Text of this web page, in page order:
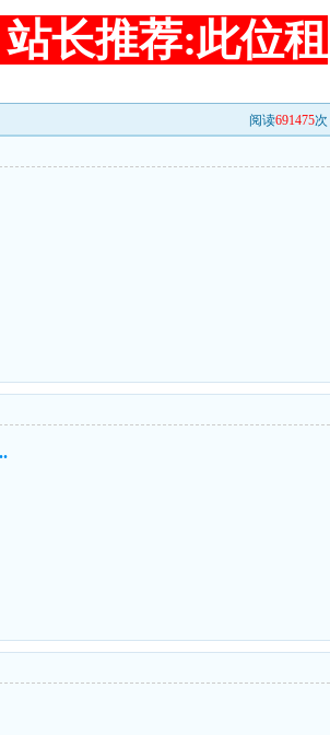
站长推荐:此位租
阅读691475次 |